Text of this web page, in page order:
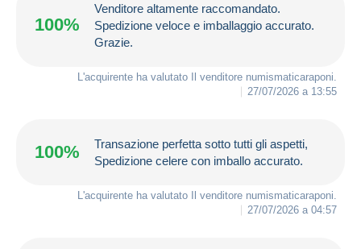
100%
Venditore altamente raccomandato.
Spedizione veloce e imballaggio accurato.
Grazie.
L'acquirente ha valutato Il venditore numismaticaraponi
27/07/2026 a 13:55
100%
Transazione perfetta sotto tutti gli aspetti,
Spedizione celere con imballo accurato.
L'acquirente ha valutato Il venditore numismaticaraponi
27/07/2026 a 04:57